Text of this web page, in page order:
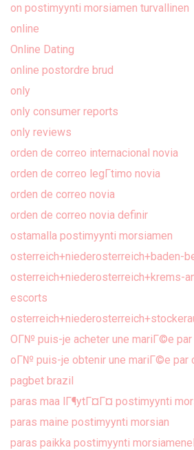
on postimyynti morsiamen turvallinen
online
Online Dating
online postordre brud
only
only consumer reports
only reviews
orden de correo internacional novia
orden de correo legГ­timo novia
orden de correo novia
orden de correo novia definir
ostamalla postimyynti morsiamen
osterreich+niederosterreich+baden-
osterreich+niederosterreich+krems-
escorts
OГ№ puis-je acheter une mariГ©e par
oГ№ puis-je obtenir une mariГ©e par
pagbet brazil
paras maa lГ¶ytГ¤Г¤ postimyynti
paras maine postimyynti morsian
paras paikka postimyynti